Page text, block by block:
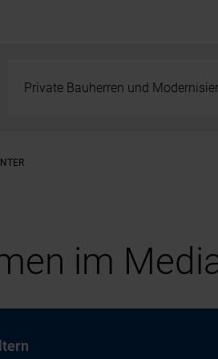
Private Bauherren und
im